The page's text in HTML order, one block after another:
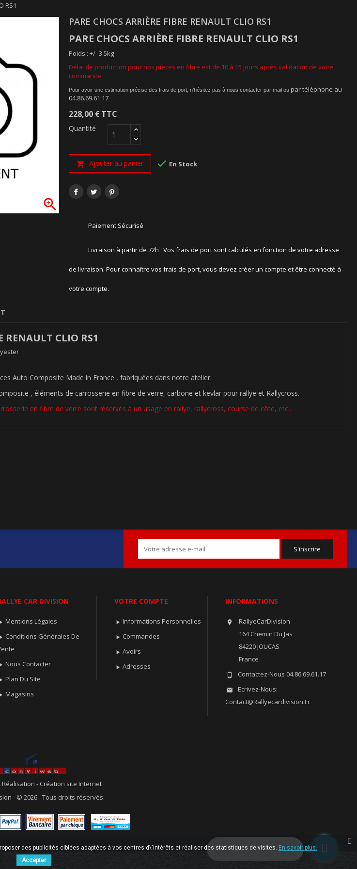
Laissez-nous un message
RS1

PARE CHOCS ARRIÈRE FIBRE RENAULT CLIO RS1
PARE CHOCS ARRIÈRE FIBRE RENAULT CLIO RS1
Poids : +/- 3.5kg
Délai de production pour nos pièces en fibre est de 10 à 15 jours après validation de votre
commande
Pour avoir une estimation précise des frais de port, n’hésitez pas à nous contacter par mail oupar téléphone au
04.86.69.61.17
228,00 €TTC
Quantité
 Ajouter au panier  En Stock
Paiement Sécurisé
Livraison à partir de 72h : Vos frais de port sont calculés en fonction de votre adresse
de livraison. Pour connaître vos frais de port, vous devez créer un compte et être connecté à
votre compte.
RENAULT CLIO RS1
Auto Composite Made in France , fabriquées dans notre atelier
, éléments de carrosserie en fibre de verre, carbone et kevlar pour rallye et Rallycross.
en fibre de verre sont réservés à un usage en rallye, rallycross, course de côte, etc..
CAR DIVISION
Mentions Légales
Conditions Générales De
Nous Contacter
Plan Du Site
Magasins
VOTRE COMPTE
 Informations Personnelles
 Commandes
 Avoirs
 Adresses
INFORMATIONS

RallyeCarDivision
164 Chemin Du Jas
84220 JOUCAS
France
 Contactez-Nous 04.86.69.61.17

Ecrivez-Nous:
Contact@rallyecardivision.fr
Réalisation - Création site Internet
- © 2026 - Tous droits réservés
des publicités ciblées adaptées à vos centres d\'intérêts et réaliser des statistiques de visites. En savoir plus.
Accepter